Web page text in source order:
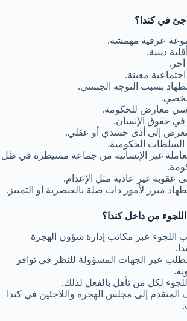
في كندا؟
عرقية مهمشة.
دينية.
آخر.
اجتماعية معينة.
بسبب التوجه الجنسي.
معارض للحكومة.
في حقوق الإنسان.
إلى أذى جسدي أو عقلي.
السلطات الحكومية.
غير الإنسانية من جماعة مسيطرة في ظل
عقوبة غير عادية مثل الإعدام.
مبرر لأمور ذات صلة بالعنصرية أو التمييز.
من داخل كندا؟
اللجوء عبر مكاتب إدارة شؤون الهجرة
عبر الجهات المسؤولة للنظر في توافر
لكل من تأهل بالفعل لذلك.
المتقدم إلى مجلس الهجرة واللاجئين في كندا